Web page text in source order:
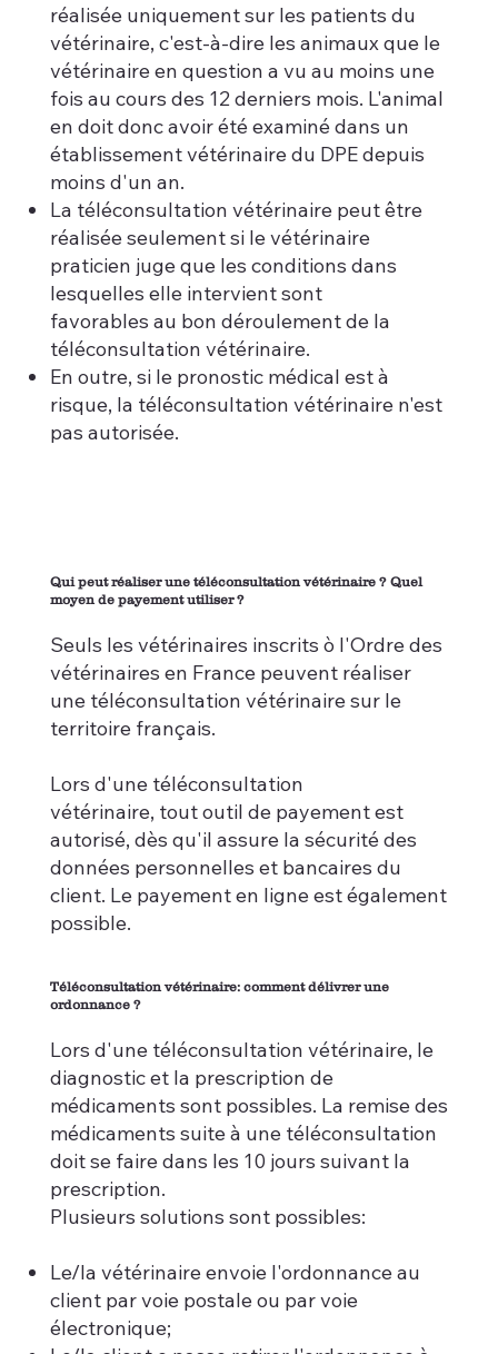
réalisée uniquement sur les patients du
vétérinaire, c'est-à-dire les animaux que le
vétérinaire en question a vu au moins une
fois au cours des 12 derniers mois. L'animal
en doit donc avoir été examiné dans un
établissement vétérinaire du DPE depuis
moins d'un an.
La téléconsultation vétérinaire peut être
réalisée seulement si le vétérinaire
praticien juge que les conditions dans
lesquelles elle intervient sont
favorables au bon déroulement de la
téléconsultation vétérinaire.
En outre, si le pronostic médical est à
risque, la téléconsultation vétérinaire n'est
pas autorisée.
Qui peut réaliser une téléconsultation vétérinaire ? Quel
moyen de payement utiliser ?
Seuls les vétérinaires inscrits ò l'Ordre des
vétérinaires en France peuvent réaliser
une téléconsultation vétérinaire sur le
territoire français.
Lors d'une téléconsultation
vétérinaire, tout outil de payement est
autorisé, dès qu'il assure la sécurité des
données personnelles et bancaires du
client. Le payement en ligne est également
possible.
Téléconsultation vétérinaire: comment délivrer une
ordonnance ?
Lors d'une téléconsultation vétérinaire, le
diagnostic et la prescription de
médicaments sont possibles. La remise des
médicaments suite à une téléconsultation
doit se faire dans les 10 jours suivant la
prescription.
Plusieurs solutions sont possibles:
Le/la vétérinaire envoie l'ordonnance au
client par voie postale ou par voie
électronique;